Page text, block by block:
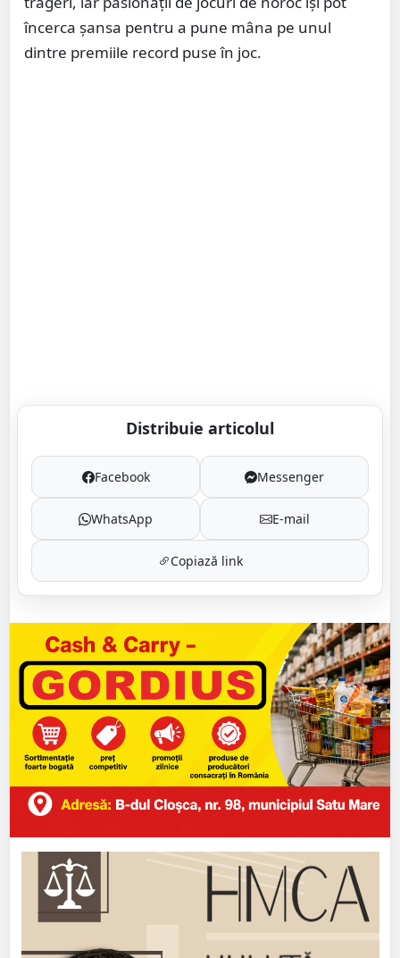
încerca șansa pentru a pune mâna pe unul
dintre premiile record puse în joc.
Distribuie articolul
Facebook Messenger
WhatsApp E-mail
Copiază link